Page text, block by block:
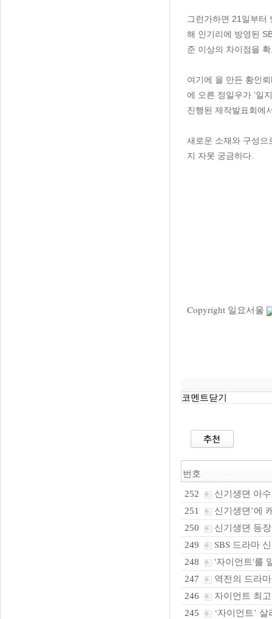
그런가하면 21일부터
해 인기리에 방영된
준 이상의 차이점을
여기에 을 만든 황인
에 오른 정일우가 ‘일
진행된 제작발표회에
새로운 소재와 구성으
지 자못 궁금하다.
Copyright 일요서울
코멘트닫기
번호
252 신기생뎐 아
251 신기생뎐’에
250 신기생뎐 등
249 SBS 드라마
248 '자이언트'를
247 역전의 드라
246 자이언트 최
245 ‘자이언트’